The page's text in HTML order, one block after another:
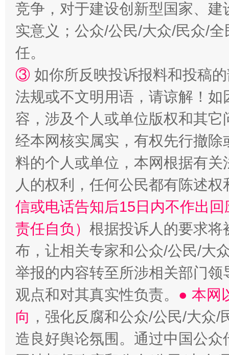
竞争，对于建设创新型国家、
实意义；公众/公民/大众/民众/
任。
③ 如你所反映投诉报料和投稿
法规或不文明用语，请谅解！
容，涉及个人或单位版权和其它
经本网核实属实，有权先行撤
料的个人或单位，本网根据有
人的权利，任何公民都有陈述
信或电话告知后15日内不作出
责任自负） 根据投诉人的要求将
布，让相关专家和公众/公民/大
举报的内容转至所涉相关部门
观点和对其真实性负责。 ● 本网
向 ，强化反腐和公众/公民/大众
造良好舆论氛围。通过中国公